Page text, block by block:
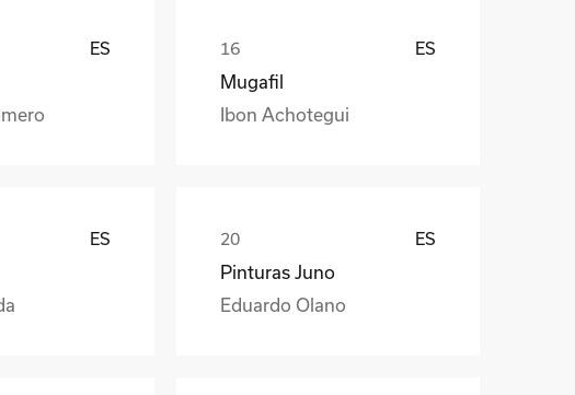
ES ES
Mugafil
Ibon Achotegui
ES ES
Pinturas Juno
Eduardo Olano